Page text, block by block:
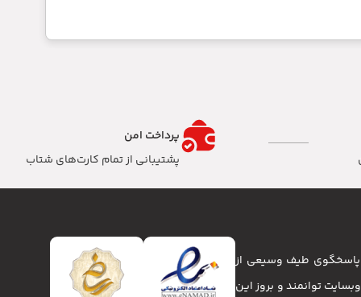
پرداخت امن
پشتیبانی از تمام کارت‌های شتاب
پاسخگوی طیف وسیعی از
و وبسایت توانمند و بروز این